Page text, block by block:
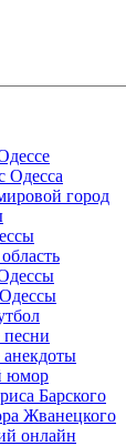
Одесса
город
песни
анекдоты
юмор
Барского
Жванецкого
онлайн